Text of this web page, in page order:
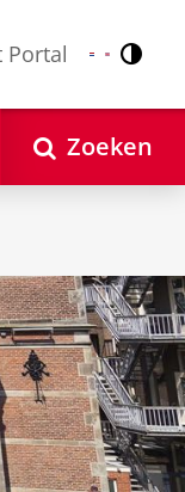
Portal Nederlands
English
Zoeken